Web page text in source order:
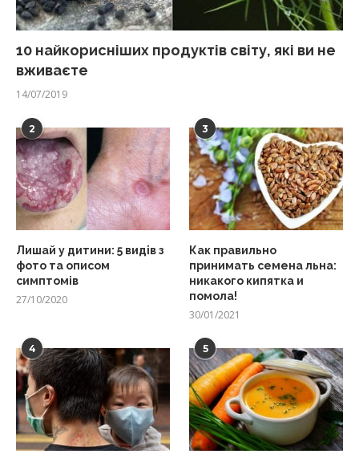
10 найкорисніших продуктів світу, які ви не
вживаєте
14/07/2019
2
Лишай у дитини: 5 видів з
фото та описом
симптомів
27/10/2020
3
Как правильно
принимать семена льна:
никакого кипятка и
помола!
30/01/2021
4 5